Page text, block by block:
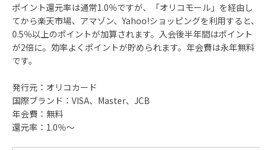
ポイント還元率は通常1.0％ですが、「オリコモール」を経由し
てから楽天市場、アマゾン、Yahoo!ショッピングを利用すると、
0.5％以上のポイントが加算されます。入会後半年間はポイント
が2倍に。効率よくポイントが貯められます。年会費は永年無料
です。
発行元：オリコカード
国際ブランド：VISA、Master、JCB
年会費：無料
還元率：1.0％～